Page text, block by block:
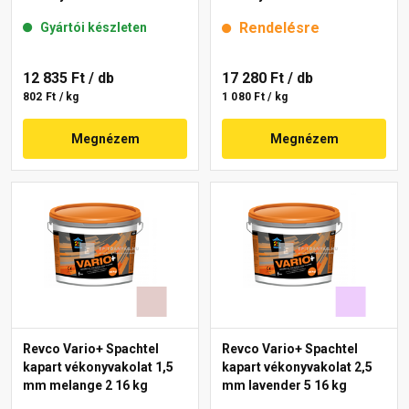
Gyártói készleten
12 835 Ft / db
802 Ft / kg
Megnézem
Rendelésre
17 280 Ft / db
1 080 Ft / kg
Megnézem
Revco Vario+ Spachtel
kapart vékonyvakolat 1,5
mm melange 2 16 kg
Revco Vario+ Spachtel
kapart vékonyvakolat 2,5
mm lavender 5 16 kg